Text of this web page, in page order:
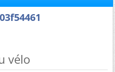
vélo